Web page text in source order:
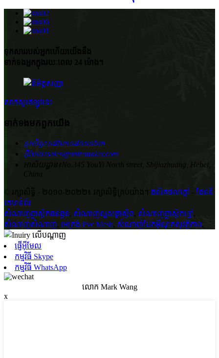
ទុកសាររបស់អ្នកហើយយើងនឹង
ទាក់ទងអ្នកក្នុងរយៈពេល 24 ម៉ោង។
សាកសួរឥឡូវនេះ
ទាក់ទង​មក​ពួក​យើង
ទូរស័ព្ទ៖១៨៦៣១៨០១១៦៣
អ៊ីមែល៖sales@unitemaker.com
អាស័យដ្ឋាន៖
No.345 YouYi North street, Shijiazhuang, Hebei,
© រក្សាសិទ្ធិ - ២០១០-២០២២៖ រក្សាសិទ្ធិគ្រប់យ៉ាង។ ផលិតផលក្តៅ
ផែនទី
គេហទំព័រ
សំណាញ់ប្លាស្ទិកធន់ធ្ងន់ សំណាញ់លួសផ្លាស្ទិច សំណាញ់ប្លាស្ទិកខ្មៅ
សំណាញ់សំណាញ់ អេក្រង់ Pvc Mesh សំណាញ់ដែកអ៊ីណុកសុវត្ថិភាព,
ផ្ញើអ៊ីមែល
កម្មវិធី Skype
កម្មវិធី WhatsApp
លោក Mark Wang
x